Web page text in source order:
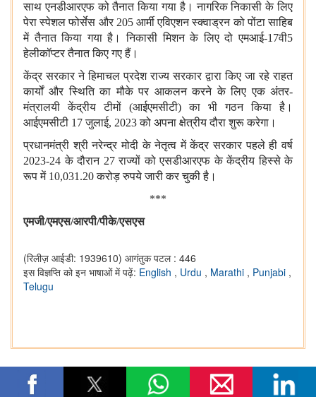
साथ एनडीआरएफ को तैनात किया गया है। नागरिक निकासी के लिए
पेरा स्पेशल फोर्सेस और 205 आर्मी एविएशन स्क्वाड्रन को पोंटा साहिब
में तैनात किया गया है। निकासी मिशन के लिए दो एमआई-17वी5
हेलीकॉप्टर तैनात किए गए हैं।
केंद्र सरकार ने हिमाचल प्रदेश राज्य सरकार द्वारा किए जा रहे राहत
कार्यों और स्थिति का मौके पर आकलन करने के लिए एक अंतर-
मंत्रालयी केंद्रीय टीमों (आईएमसीटी) का भी गठन किया है।
आईएमसीटी 17 जुलाई, 2023 को अपना क्षेत्रीय दौरा शुरू करेगा।
प्रधानमंत्री श्री नरेन्‍द्र मोदी के नेतृत्व में केंद्र सरकार पहले ही वर्ष
2023-24 के दौरान 27 राज्यों को एसडीआरएफ के केंद्रीय हिस्से के
रूप में 10,031.20 करोड़ रुपये जारी कर चुकी है।
***
एमजी/एमएस/आरपी/पीके/एसएस
(रिलीज़ आईडी: 1939610) आगंतुक पटल : 446
इस विज्ञप्ति को इन भाषाओं में पढ़ें: English , Urdu , Marathi , Punjabi ,
Telugu